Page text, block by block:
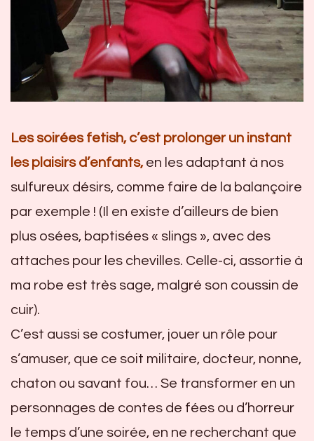
Les soirées fetish, c’est prolonger un instant
les plaisirs d’enfants,en les adaptant à nos
sulfureux désirs, comme faire de la balançoire
par exemple ! (Il en existe d’ailleurs de bien
plus osées, baptisées « slings », avec des
attaches pour les chevilles. Celle-ci, assortie à
ma robe est très sage, malgré son coussin de
cuir).
C’est aussi se costumer, jouer un rôle pour
s’amuser, que ce soit militaire, docteur, nonne,
chaton ou savant fou… Se transformer en un
personnages de contes de fées ou d’horreur
le temps d’une soirée, en ne recherchant que